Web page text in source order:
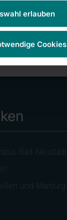
erlauben
Cookies
Bad Neustadt
und Marburg